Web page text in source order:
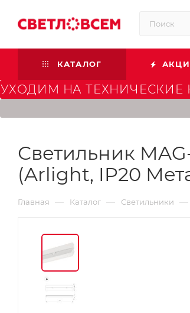
КАТАЛОГ
УХОДИМ НА
Светильник
(Arlight, IP20
Главная — Каталог — Светильники —